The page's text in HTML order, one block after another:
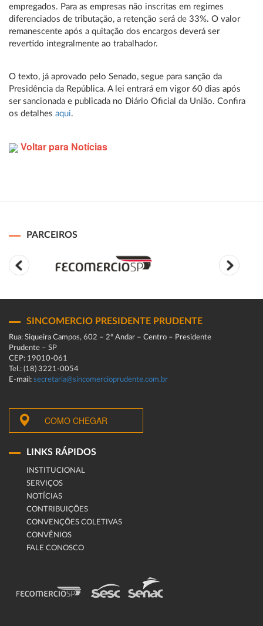
empregados. Para as empresas não inscritas em regimes
diferenciados de tributação, a retenção será de 33%. O valor
remanescente após a quitação dos encargos deverá ser
revertido integralmente ao trabalhador.
O texto, já aprovado pelo Senado, segue para sanção da
Presidência da República. A lei entrará em vigor 60 dias após
ser sancionada e publicada no Diário Oficial da União. Confira
os detalhes aqui.
Voltar para Notícias
PARCEIROS
SINCOMERCIO PRESIDENTE PRUDENTE
Rua: Siqueira Campos, 602 – 2º Andar – Centro – Presidente
Prudente – SP
CEP: 19010-061
Tel.: (18) 3221-0054
E-mail: secretaria@sincomercioprudente.com.br
COMO CHEGAR
LINKS RÁPIDOS
INSTITUCIONAL
SERVIÇOS
NOTÍCIAS
CONTRIBUIÇÕES
CONVENÇÕES COLETIVAS
CONVÊNIOS
FALE CONOSCO